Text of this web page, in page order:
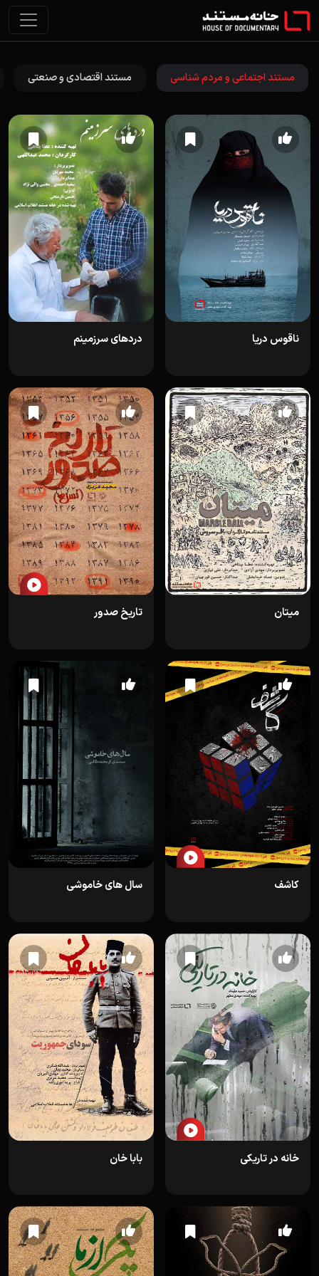
مستند اجتماعی و مردم شناسی مستند اقتصادی و صنعتی
ناقوس دریا دردهای سرزمینم
میتان تاریخ صدور
کاشف سال های خاموشی
خانه در تاریکی بابا خان